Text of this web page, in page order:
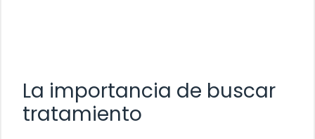
La importancia de buscar
tratamiento